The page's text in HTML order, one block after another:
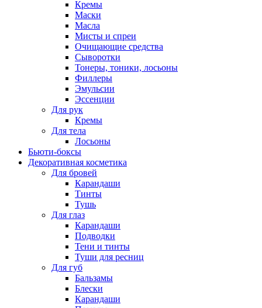
Кремы
Маски
Масла
Мисты и спреи
Очищающие средства
Сыворотки
Тонеры, тоники, лосьоны
Филлеры
Эмульсии
Эссенции
Для рук
Кремы
Для тела
Лосьоны
Бьюти-боксы
Декоративная косметика
Для бровей
Карандаши
Тинты
Тушь
Для глаз
Карандаши
Подводки
Тени и тинты
Туши для ресниц
Для губ
Бальзамы
Блески
Карандаши